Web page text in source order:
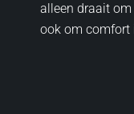
alleen draait
ook om comfort